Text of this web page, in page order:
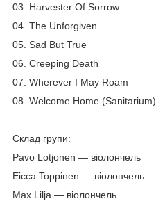
03. Harvester Of Sorrow
04. The Unforgiven
05. Sad But True
06. Creeping Death
07. Wherever I May Roam
08. Welcome Home (Sanitarium)
Склад групи:
Pavo Lotjonen — віолончель
Eicca Toppinen — віолончель
Max Lilja — віолончель